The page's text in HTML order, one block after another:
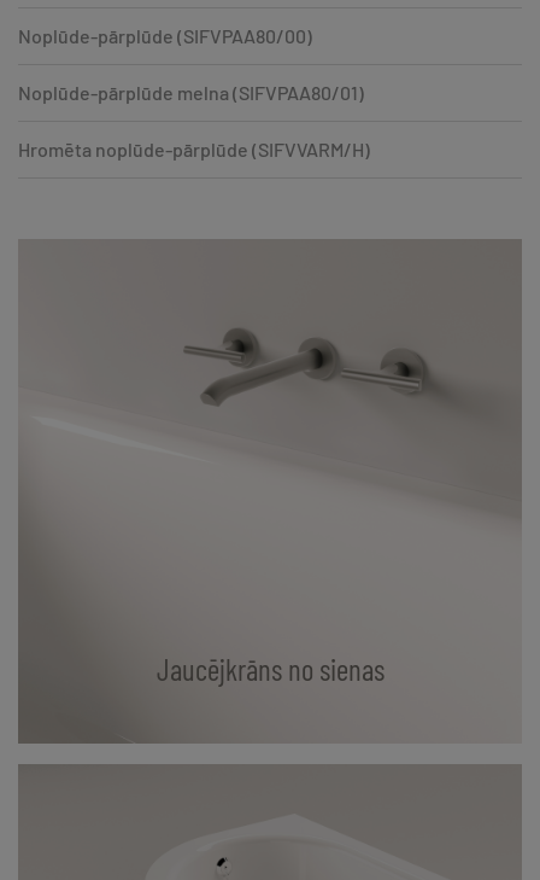
Noplūde-pārplūde (SIFVPAA80/00)
Noplūde-pārplūde melna (SIFVPAA80/01)
Hromēta noplūde-pārplūde (SIFVVARM/H)
Jaucējkrāns no sienas